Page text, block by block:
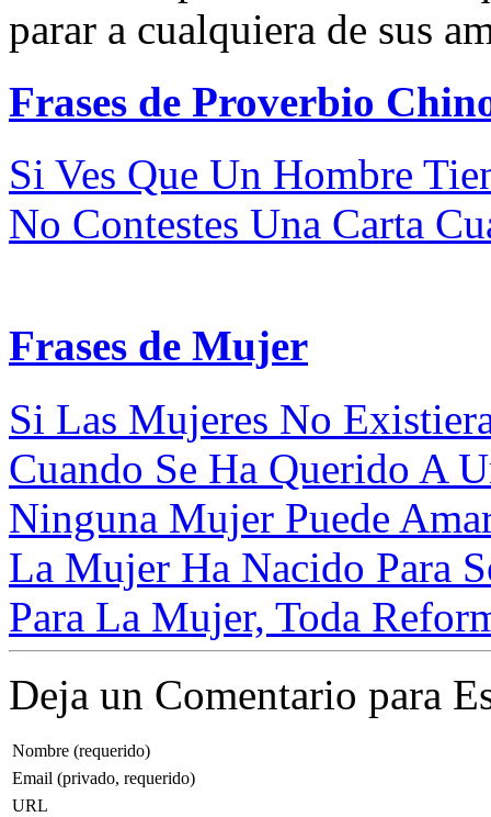
parar a cualquiera de sus
Frases de Proverbio
Si Ves Que Un Hombre
No Contestes Una Carta
Frases de Mujer
Si Las Mujeres No
Cuando Se Ha Querido A
Ninguna Mujer Puede
La Mujer Ha Nacido Para
Para La Mujer, Toda
Deja un Comentario para
Nombre (requerido)
Email (privado, requerido)
URL